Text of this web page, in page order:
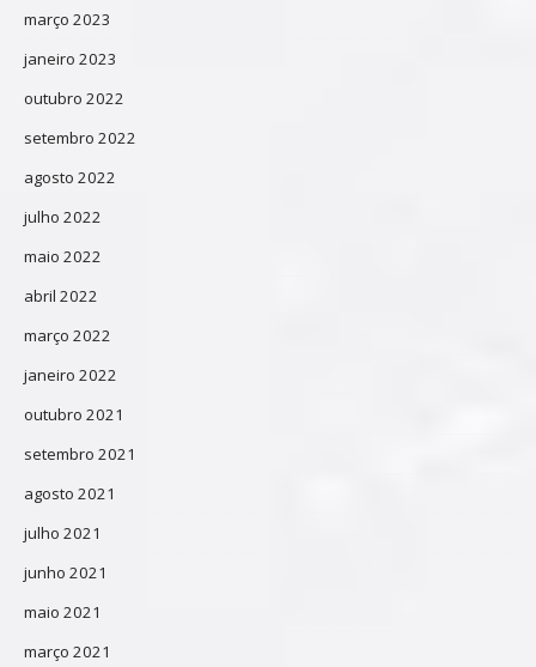
março 2023
janeiro 2023
outubro 2022
setembro 2022
agosto 2022
julho 2022
maio 2022
abril 2022
março 2022
janeiro 2022
outubro 2021
setembro 2021
agosto 2021
julho 2021
junho 2021
maio 2021
março 2021